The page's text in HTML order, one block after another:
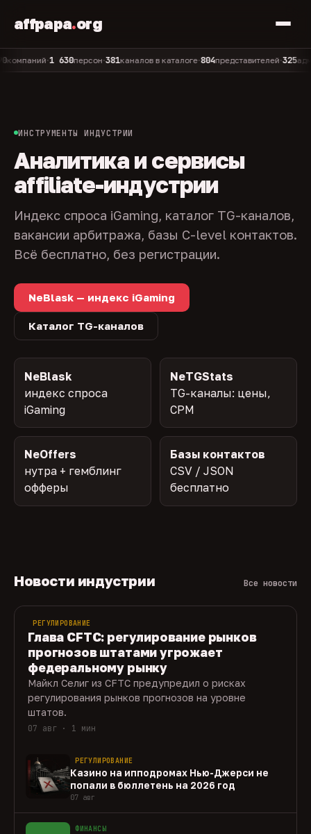
affpapa.org
•1 630персон•381каналов в каталоге•804представителей•325админов
ИНСТРУМЕНТЫ ИНДУСТРИИ
Аналитика и сервисы
affiliate-индустрии
Индекс спроса iGaming, каталог TG-каналов,
вакансии арбитража, базы C-level контактов.
Всё бесплатно, без регистрации.
NeBlask — индекс iGaming
Каталог TG-каналов
NeBlask
индекс спроса
iGaming
NeTGStats
TG-каналы: цены,
CPM
NeOffers
нутра + гемблинг
офферы
Базы контактов
CSV / JSON
бесплатно
Новости индустрии Все новости
РЕГУЛИРОВАНИЕ
Глава CFTC: регулирование рынков
прогнозов штатами угрожает
федеральному рынку
Майкл Селиг из CFTC предупредил о рисках
регулирования рынков прогнозов на уровне
штатов.
07 авг · 1 мин
РЕГУЛИРОВАНИЕ
Казино на ипподромах Нью-Джерси не
попали в бюллетень на 2026 год
07 авг
ФИНАНСЫ